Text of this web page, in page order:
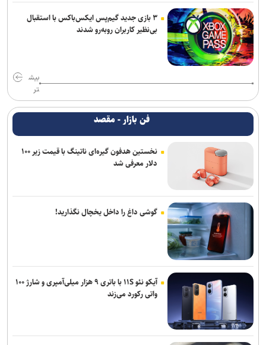
۳ بازی جدید گیم‌پس ایکس‌باکس با استقبال
بی‌نظیر کاربران روبه‌رو شدند
بیش
تر
فن بازار - مقصد
نخستین هدفون گیره‌ای ناتینگ با قیمت زیر ۱۰۰
دلار معرفی شد
گوشی داغ را داخل یخچال نگذارید!
آیکو نئو ۱۱S با باتری ۹ هزار میلی‌آمپری و شارژ ۱۰۰
واتی رکورد می‌زند